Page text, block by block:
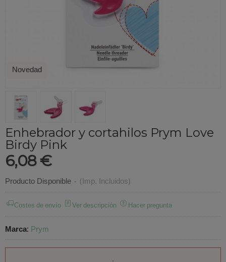
Novedad
Enhebrador y cortahilos Prym Love
Birdy Pink
6,08 €
Producto Disponible - (Imp. Incluidos)
Costes de envío Ver descripción Hacer pregunta
Marca: Prym